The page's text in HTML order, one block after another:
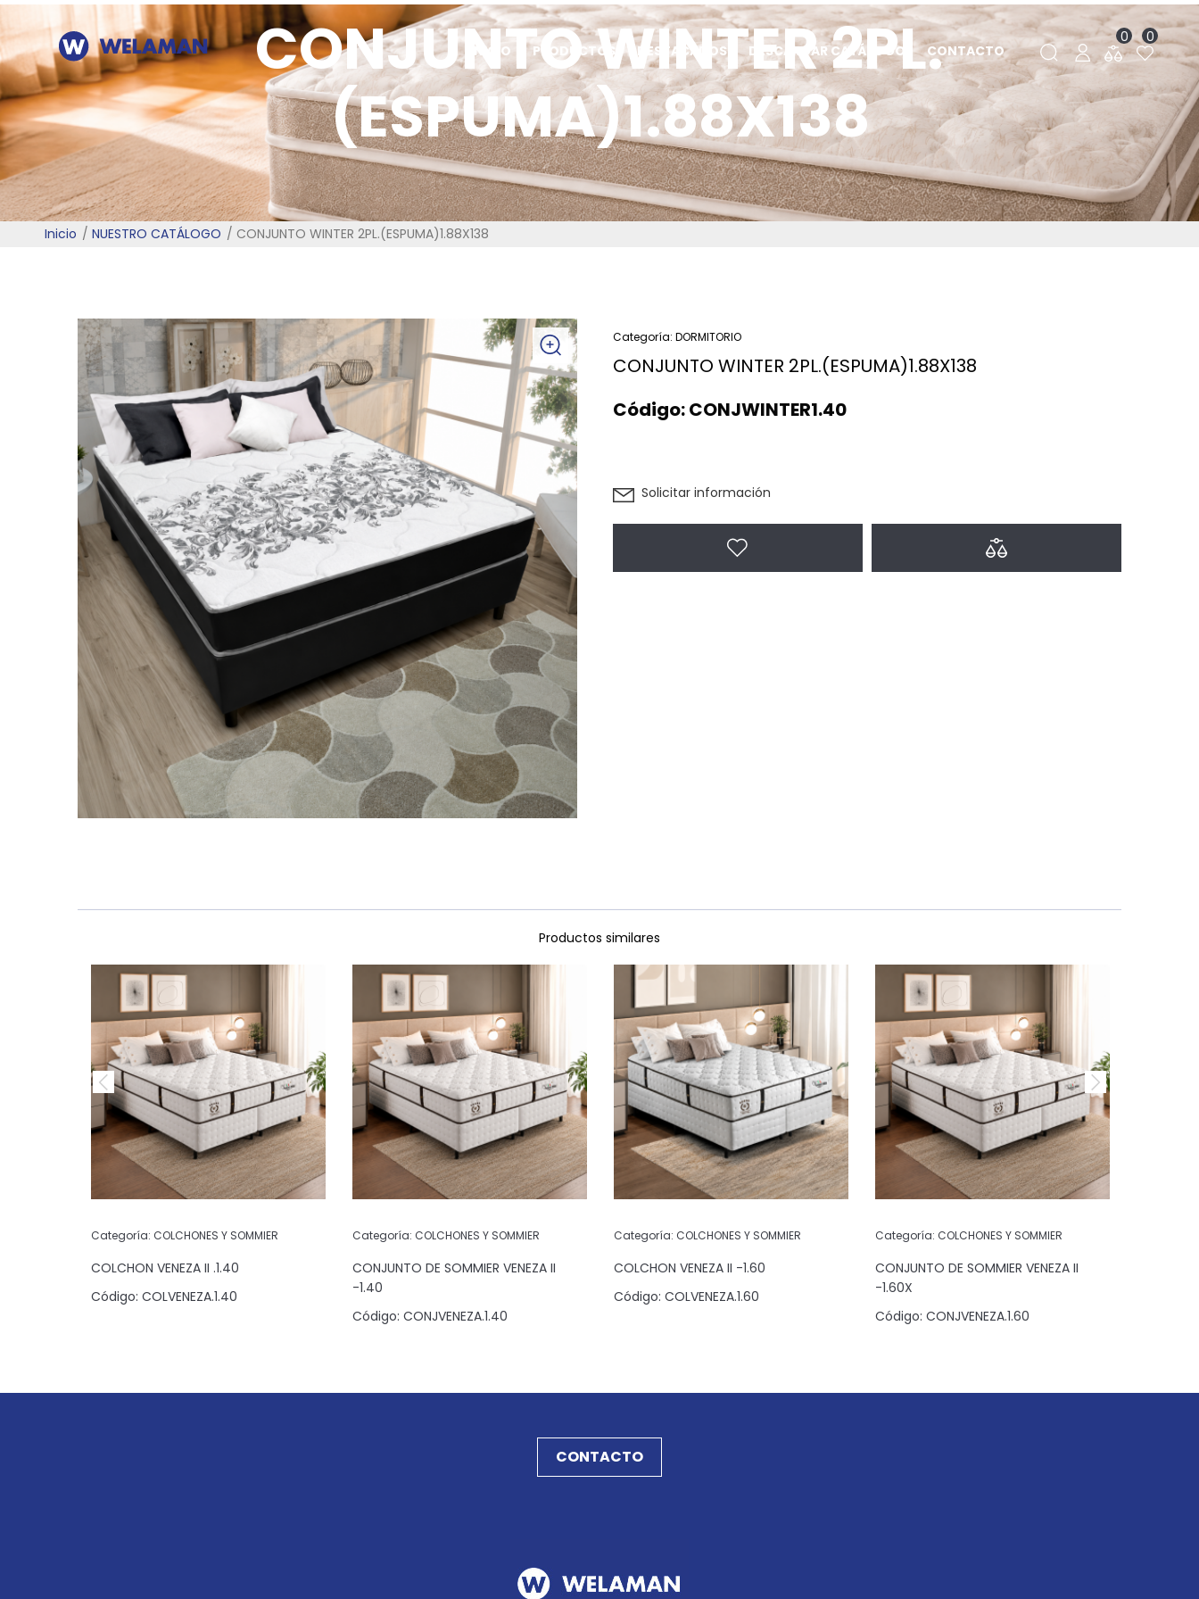
INICIO PRODUCTOS DESTACADOS DESCARGAR CATÁLOGO CONTACTO
0 0
CONJUNTO WINTER 2PL.
(ESPUMA)1.88X138
Inicio NUESTRO CATÁLOGO CONJUNTO WINTER 2PL.(ESPUMA)1.88X138
Categoría: DORMITORIO
CONJUNTO WINTER 2PL.(ESPUMA)1.88X138
Código:CONJWINTER1.40
Solicitar información
Productos similares
Categoría: COLCHONES Y SOMMIER
COLCHON VENEZA II .1.40
Código: COLVENEZA.1.40
Categoría: COLCHONES Y SOMMIER
CONJUNTO DE SOMMIER VENEZA II
-1.40
Código: CONJVENEZA.1.40
Categoría: COLCHONES Y SOMMIER
COLCHON VENEZA II -1.60
Código: COLVENEZA.1.60
Categoría: COLCHONES Y SOMMIER
CONJUNTO DE SOMMIER VENEZA II
-1.60X
Código: CONJVENEZA.1.60
CONTACTO